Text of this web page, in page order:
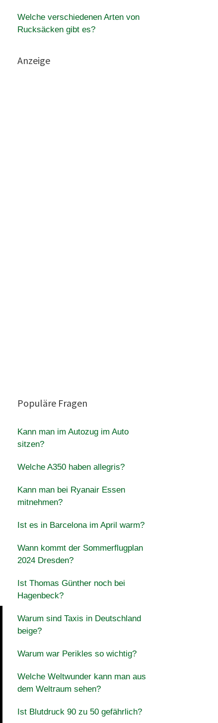
Welche verschiedenen Arten von
Rucksäcken gibt es?
Anzeige
Populäre Fragen
Kann man im Autozug im Auto
sitzen?
Welche A350 haben allegris?
Kann man bei Ryanair Essen
mitnehmen?
Ist es in Barcelona im April warm?
Wann kommt der Sommerflugplan
2024 Dresden?
Ist Thomas Günther noch bei
Hagenbeck?
Warum sind Taxis in Deutschland
beige?
Warum war Perikles so wichtig?
Welche Weltwunder kann man aus
dem Weltraum sehen?
Ist Blutdruck 90 zu 50 gefährlich?